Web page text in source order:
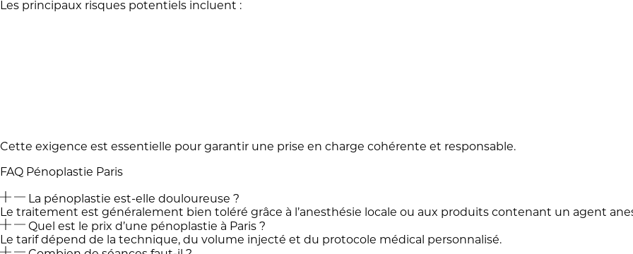
Les principaux risques potentiels incluent :
Cette exigence est essentielle pour garantir une prise en charge cohérente et responsable.
FAQ Pénoplastie Paris
La pénoplastie est-elle douloureuse ?
Le traitement est généralement bien toléré grâce à l’anesthésie locale ou aux produits contenant un agent
Quel est le prix d’une pénoplastie à Paris ?
Le tarif dépend de la technique, du volume injecté et du protocole médical personnalisé.